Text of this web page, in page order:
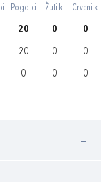
Pogotci Žuti k. Crveni k.
20 0 0
20 0 0
0 0 0